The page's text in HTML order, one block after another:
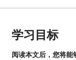
学习目标
阅读本文后，您将能